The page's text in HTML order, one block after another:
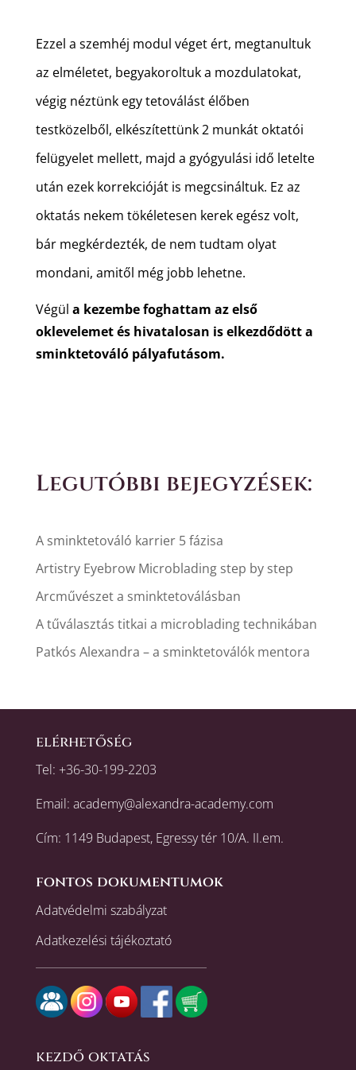
Ezzel a szemhéj modul véget ért, megtanultuk
az elméletet, begyakoroltuk a mozdulatokat,
végig néztünk egy tetoválást élőben
testközelből, elkészítettünk 2 munkát oktatói
felügyelet mellett, majd a gyógyulási idő letelte
után ezek korrekcióját is megcsináltuk. Ez az
oktatás nekem tökéletesen kerek egész volt,
bár megkérdezték, de nem tudtam olyat
mondani, amitől még jobb lehetne.
Végül a kezembe foghattam az első
oklevelemet és hivatalosan is elkezdődött a
sminktetováló pályafutásom.
Legutóbbi bejegyzések:
A sminktetováló karrier 5 fázisa
Artistry Eyebrow Microblading step by step
Arcművészet a sminktetoválásban
A tűválasztás titkai a microblading technikában
Patkós Alexandra – a sminktetoválók mentora
elérhetőség
Tel: +36-30-199-2203
Email: academy@alexandra-academy.com
Cím: 1149 Budapest, Egressy tér 10/A. II.em.
fontos dokumentumok
Adatvédelmi szabályzat
Adatkezelési tájékoztató
kezdő oktatás